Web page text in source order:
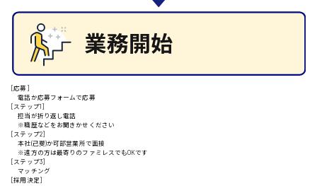
安芸郡
日給10000円以上
[応募]
電話か応募フォームで応募
[ステップ1]
担当が折り返し電話
※職歴などをお聞きかせください
[ステップ2]
本社(己斐)か可部営業所で面接
※遠方の方は最寄りのファミレスでもOKです
[ステップ3]
マッチング
[採用決定]